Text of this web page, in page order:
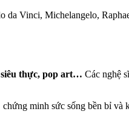
da Vinci, Michelangelo,
thực, pop art… Các nghệ
minh sức sống bền bỉ và